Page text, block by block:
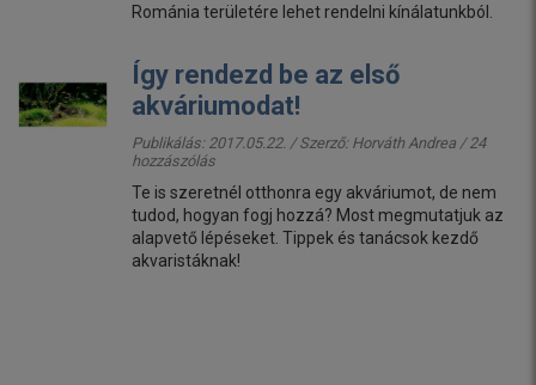
Románia területére lehet rendelni kínálatunkból.
Így rendezd be az első
akváriumodat!
Publikálás: 2017.05.22. / Szerző: Horváth Andrea / 24
hozzászólás
Te is szeretnél otthonra egy akváriumot, de nem
tudod, hogyan fogj hozzá? Most megmutatjuk az
alapvető lépéseket. Tippek és tanácsok kezdő
akvaristáknak!